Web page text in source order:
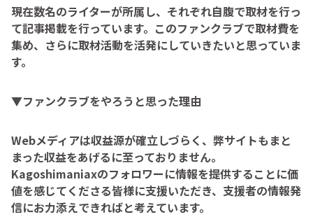
現在数名のライターが所属し、それぞれ自腹で取材を行っ
て記事掲載を行っています。このファンクラブで取材費を
集め、さらに取材活動を活発にしていきたいと思っていま
す。
▼ファンクラブをやろうと思った理由
Webメディアは収益源が確立しづらく、弊サイトもまと
まった収益をあげるに至っておりません。
Kagoshimaniaxのフォロワーに情報を提供することに価
値を感じてくださる皆様に支援いただき、支援者の情報発
信にお力添えできればと考えています。